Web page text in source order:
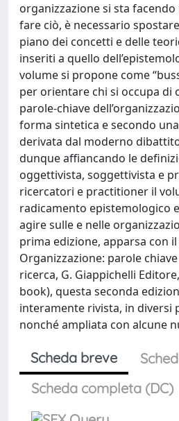
organizzazione si sta
fare ciò, è necessario
piano dei concetti e delle
inseriti a quello
volume si propone come
per orientare chi si occupa di
parole-chiave
forma sintetica e secondo
derivata dal moderno
dunque affiancando le
oggettivista, soggettivista e
ricercatori e practitioner il
radicamento epistemologico
agire sulle e nelle
prima edizione, apparsa con
Organizzazione: parole chiave
ricerca, G. Giappichelli
book), questa seconda
interamente rivista, in diversi
nonché ampliata con alcune
Scheda breve
Scheda completa (DC)